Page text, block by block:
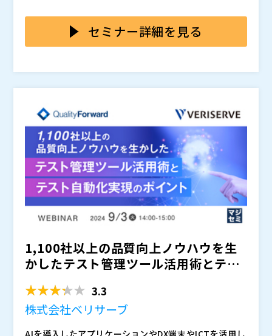
スキル不足や経験の浅いメンバーでは、同様のクオリテ
ィを再現できず、設計品質が不安定になってしまうとい
ベリサーブでは、MBT（モデルベースドテスト）とい
うアプローチにより、テストの網羅性・説明可能性を担
ンを開発しています。 本セミナーでは、「AIと共に実
現する、スピードと品質を両立したテストプロセス」を
を解説しながら、技術開発によって実現しようとしてい
るテストプロセスについてご紹介します。また、テスト
におけるAI活用シーンに関する実践的なヒントとインサ
イトを提供します。
株式会社オープンソース活用研究所（） マジセミ株式
会社（）
※共催、協賛、協力、講演企業は将来的に追加、削除さ
れる可能性があります。
セミナー詳細を見る
1,100社以上の品質向上ノウハウを生
かしたテスト管理ツール活用術とテス
3.3
株式会社ベリサーブ